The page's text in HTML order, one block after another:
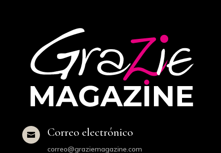
 Correo electrónico
correo@graziemagazine.com